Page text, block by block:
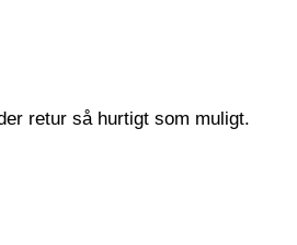
retur så hurtigt som muligt.